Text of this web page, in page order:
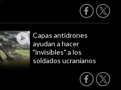
Capas antidrones
ayudan a hacer
"invisibles" a los
soldados ucranianos